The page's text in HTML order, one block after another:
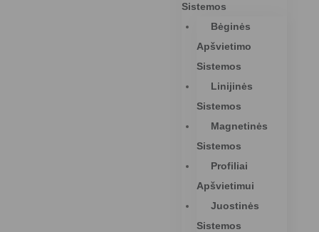
Sistemos
Bėginės
Apšvietimo
Sistemos
Linijinės
Sistemos
Magnetinės
Sistemos
Profiliai
Apšvietimui
Juostinės
Sistemos